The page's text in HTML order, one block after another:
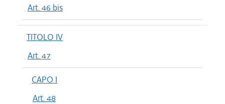
Art. 46 bis
TITOLO IV
Art. 47
CAPO I
Art. 48